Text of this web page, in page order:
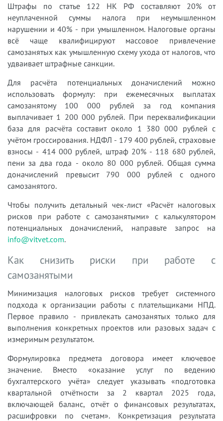
Штрафы по статье 122 НК РФ составляют 20% от
неуплаченной суммы налога при неумышленном
нарушении и 40% - при умышленном. Налоговые органы
всё чаще квалифицируют массовое привлечение
самозанятых как умышленную схему ухода от налогов, что
удваивает штрафные санкции.
Для расчёта потенциальных доначислений можно
использовать формулу: при ежемесячных выплатах
самозанятому 100 000 рублей за год компания
выплачивает 1 200 000 рублей. При переквалификации
база для расчёта составит около 1 380 000 рублей с
учётом гроссирования. НДФЛ - 179 400 рублей, страховые
взносы - 414 000 рублей, штраф 20% - 118 680 рублей,
пени за два года - около 80 000 рублей. Общая сумма
доначислений превысит 790 000 рублей с одного
самозанятого.
Чтобы получить детальный чек-лист «Расчёт налоговых
рисков при работе с самозанятыми» с калькулятором
потенциальных доначислений, направьте запрос на
info@vitvet.com.
Как снизить риски при работе с
самозанятыми
Минимизация налоговых рисков требует системного
подхода к организации работы с плательщиками НПД.
Первое правило - привлекать самозанятых только для
выполнения конкретных проектов или разовых задач с
измеримым результатом.
Формулировка предмета договора имеет ключевое
значение. Вместо «оказание услуг по ведению
бухгалтерского учёта» следует указывать «подготовка
квартальной отчётности за 2 квартал 2025 года,
включающей баланс, отчёт о финансовых результатах,
расшифровки по счетам». Конкретизация результата